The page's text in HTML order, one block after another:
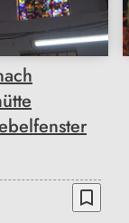
bookmark_border